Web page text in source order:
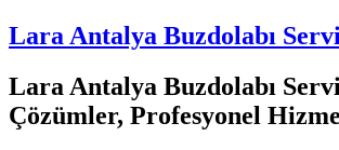
Lara Antalya Buzdolabı
Lara Antalya Buzdolabı
Çözümler, Profesyonel